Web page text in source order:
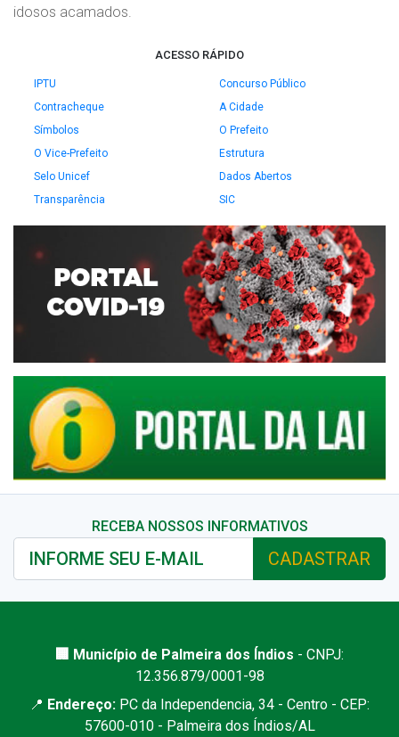
idosos acamados.
ACESSO RÁPIDO
IPTU
Concurso Público
Contracheque
A Cidade
Símbolos
O Prefeito
O Vice-Prefeito
Estrutura
Selo Unicef
Dados Abertos
Transparência
SIC
RECEBA NOSSOS INFORMATIVOS
CADASTRAR
🏢 Município de Palmeira dos Índios - CNPJ:
12.356.879/0001-98
📍 Endereço: PC da Independencia, 34 - Centro - CEP:
57600-010 - Palmeira dos Índios/AL